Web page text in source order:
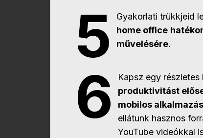
5
Gyakorlati trükkjeid
home office
művelésére.
6
Kapsz egy részletes
produktivitást
mobilos
ellátunk hasznos
YouTube videókkal